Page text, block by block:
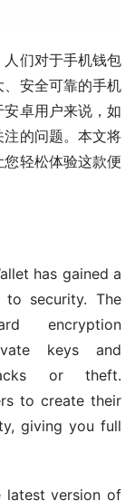
们对于手机钱包
安全可靠的手机
卓用户来说，如
的问题。本文将
轻松体验这款便
has gained a
security. The
encryption
keys and
or theft.
to create their
giving you full
latest version of